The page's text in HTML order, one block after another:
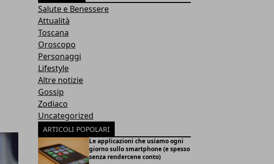
Salute e Benessere
Attualità
Toscana
Oroscopo
Personaggi
Lifestyle
Altre notizie
Gossip
Zodiaco
Uncategorized
ARTICOLI POPOLARI
Le applicazioni che usiamo ogni
giorno sullo smartphone (e spesso
senza rendercene conto)